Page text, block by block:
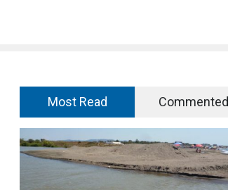
Most Read Commented